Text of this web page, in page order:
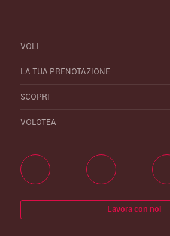
VOLI
LA TUA PRENOTAZIONE
SCOPRI
VOLOTEA
Lavora con noi